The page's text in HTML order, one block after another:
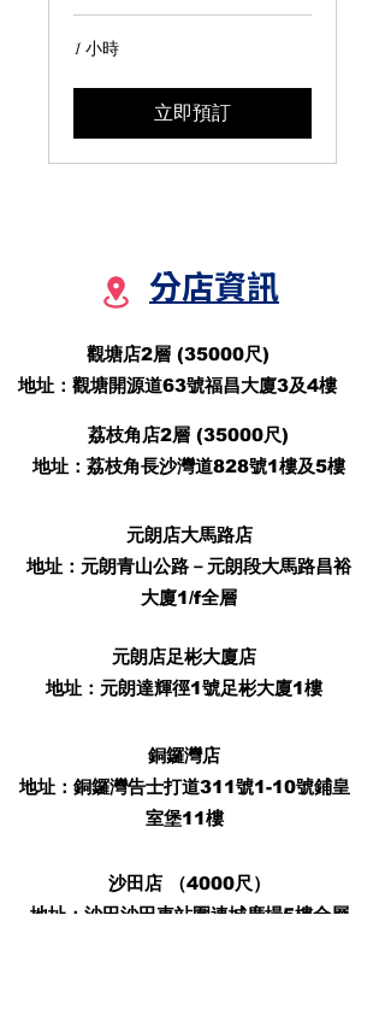
1 小時
立即預訂
分店資訊
觀塘店2層 (35000尺)
地址：觀塘開源道63號福昌大廈3及4樓
荔枝角店2層 (35000尺)
地址：荔枝角長沙灣道828號1樓及5樓
元朗店大馬路店
地址：元朗青山公路－元朗段大馬路昌裕
大廈1/f全層
元朗店足彬大廈店
​地址：元朗達輝徑1號足彬大廈1樓
銅鑼灣店
​地址：銅鑼灣告士打道311號1-10號鋪皇
室堡11樓
沙田店 （4000尺）
地址：沙田沙田車站圍連城廣場5樓全層